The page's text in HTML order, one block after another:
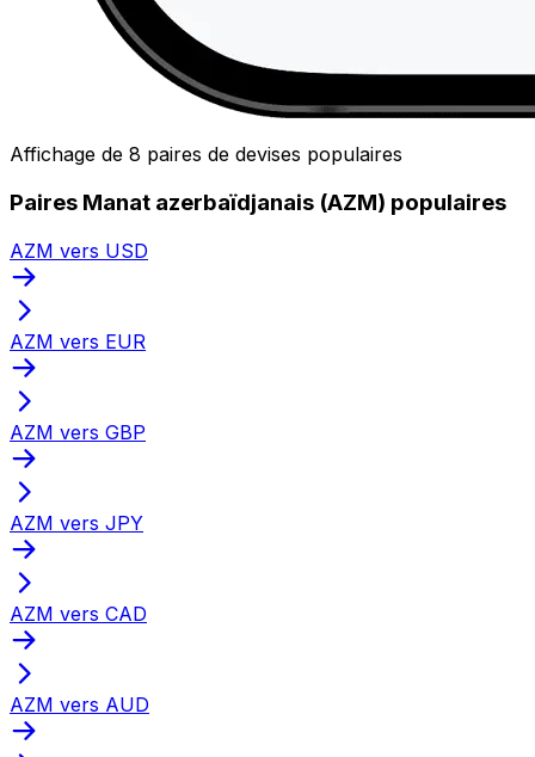
Affichage de 8 paires de devises populaires
Paires Manat azerbaïdjanais (AZM) populaires
AZM vers USD
AZM vers EUR
AZM vers GBP
AZM vers JPY
AZM vers CAD
AZM vers AUD